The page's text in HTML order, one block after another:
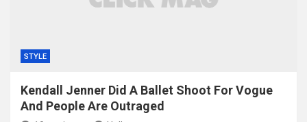
STYLE
Kendall Jenner Did A Ballet Shoot For Vogue
And People Are Outraged